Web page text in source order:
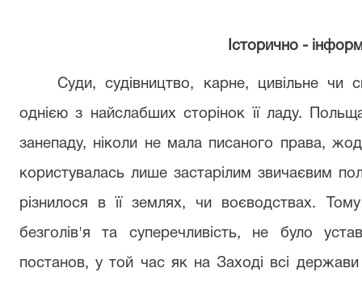
Історично -
Суди, судівництво, карне, цивільне чи
однією з найслабших сторінок її ладу.
занепаду, ніколи не мала писаного права,
користувалась лише застарілим звичаєвим
різнилося в її землях, чи воєводствах.
безголів'я та суперечливість, не було
постанов, у той час як на Заході всі держави